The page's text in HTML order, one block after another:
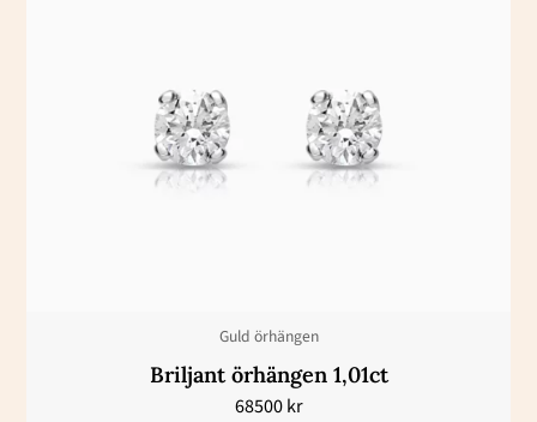
Guld örhängen
Briljant örhängen 1,01ct
68500kr